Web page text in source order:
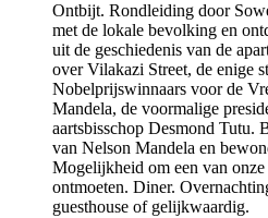
Ontbijt. Rondleiding door
met de lokale bevolking en
uit de geschiedenis van de
over Vilakazi Street, de enige
Nobelprijswinnaars voor de
Mandela, de voormalige
aartsbisschop Desmond Tutu.
van Nelson Mandela en
Mogelijkheid om een van
ontmoeten. Diner.
guesthouse of gelijkwaardig.